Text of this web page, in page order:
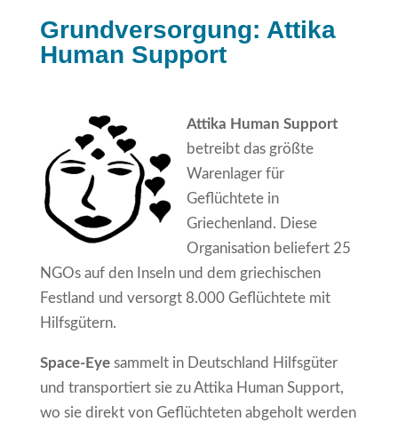
Grundversorgung: Attika
Human Support
Attika Human Support
betreibt das größte
Warenlager für
Geflüchtete in
Griechenland. Diese
Organisation beliefert 25
NGOs auf den Inseln und dem griechischen
Festland und versorgt 8.000 Geflüchtete mit
Hilfsgütern.
Space-Eyesammelt in Deutschland Hilfsgüter
und transportiert sie zu Attika Human Support,
wo sie direkt von Geflüchteten abgeholt werden